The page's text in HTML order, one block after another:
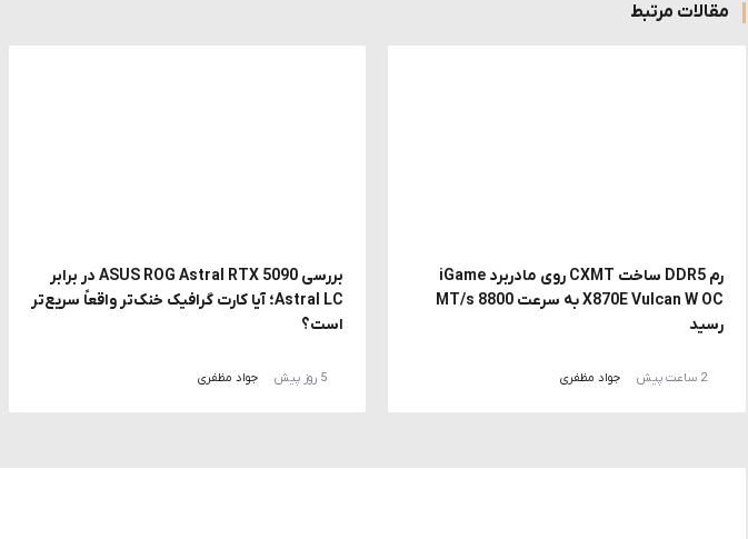
مقالات مرتبط
رم DDR5 ساخت CXMT روی مادربرد iGame
X870E Vulcan W OC به سرعت 8800 MT/s
رسید
2 ساعت پیش جواد مظفری
بررسی ASUS ROG Astral RTX 5090 در برابر
Astral LC؛ آیا کارت گرافیک خنک‌تر واقعاً سریع‌تر
است؟
5 روز پیش جواد مظفری